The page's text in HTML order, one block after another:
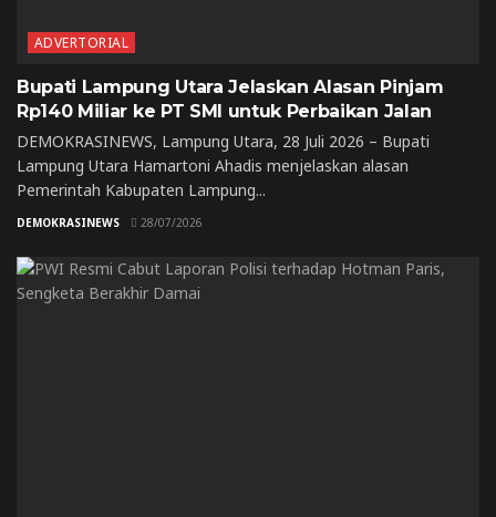
ADVERTORIAL
Bupati Lampung Utara Jelaskan Alasan Pinjam
Rp140 Miliar ke PT SMI untuk Perbaikan Jalan
DEMOKRASINEWS, Lampung Utara, 28 Juli 2026 – Bupati
Lampung Utara Hamartoni Ahadis menjelaskan alasan
Pemerintah Kabupaten Lampung...
DEMOKRASINEWS 28/07/2026